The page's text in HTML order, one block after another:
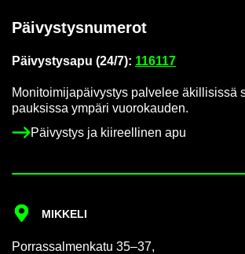
Päi­vys­tys­nu­me­rot
Päi­vys­tys­a­pu (24/7): 116117
Mo­ni­toi­mi­ja­päi­vys­tys pal­ve­lee äkil­li­sis­sä
pauk­sis­sa ym­pä­ri vuo­ro­kau­den.
Päi­vys­tys ja kii­reel­li­nen apu
MIK­KE­LI
Por­ras­sal­men­ka­tu 35–37,